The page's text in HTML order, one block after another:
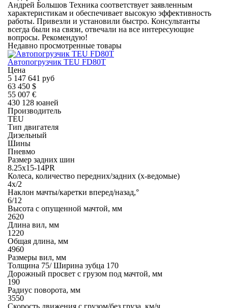
Андрей Большов Техника соответствует заявленным
характеристикам и обеспечивает высокую эффективность
работы. Привезли и установили быстро. Консультанты
всегда были на связи, отвечали на все интересующие
вопросы. Рекомендую!
Недавно просмотренные товары
Автопогрузчик TEU FD80T
Цена
5 147 641 руб
63 450 $
55 007 €
430 128 юаней
Производитель
TEU
Тип двигателя
Дизельный
Шины
Пневмо
Размер задних шин
8.25x15-14PR
Колеса, количество передних/задних (х-ведомые)
4х/2
Наклон мачты/каретки вперед/назад,°
6/12
Высота с опущенной мачтой, мм
2620
Длина вил, мм
1220
Общая длина, мм
4960
Размеры вил, мм
Толщина 75/ Ширина зубца 170
Дорожный просвет с грузом под мачтой, мм
190
Радиус поворота, мм
3550
Скорость движения с грузом/без груза, км/ч